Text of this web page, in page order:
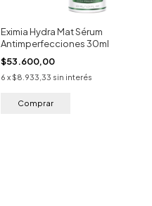
Eximia Hydra Mat Sérum
Antimperfecciones 30ml
$53.600,00
6 x $8.933,33 sin interés
Comprar